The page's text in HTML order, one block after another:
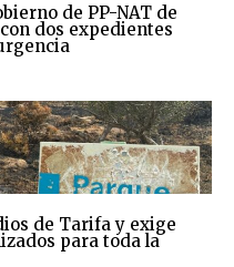
de PP-NAT de
dos expedientes
de Tarifa y exige
para toda la